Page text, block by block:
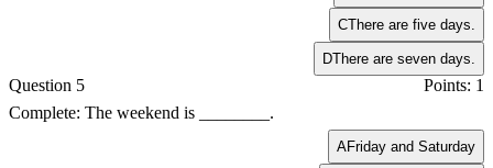
CThere are five days.
DThere are seven days.
Question 5
Points: 1
Complete: The weekend is ________.
AFriday and Saturday